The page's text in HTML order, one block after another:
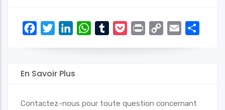
FacebookTwitterLinkedInWhatsAppTumblrPocketPrint
Copy
Email
En Savoir Plus
Contactez-nous pour toute question concernant